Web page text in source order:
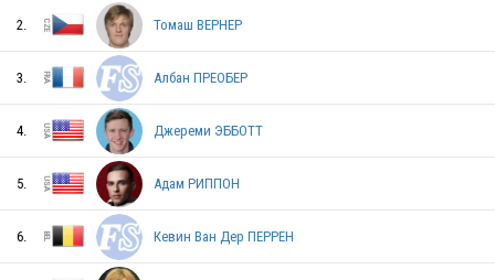
JPN
USA
RUS
2. Томаш ВЕРНЕР
3. Албан ПРЕОБЕР
4. Джереми ЭББОТТ
5. Адам РИППОН
6. Кевин Ван Дер ПЕРРЕН